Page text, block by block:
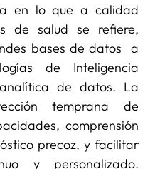
en lo que a calidad
de salud se refiere,
bases de datos a
de Inteligencia
de datos. La
temprana de
comprensión
precoz, y facilitar
y personalizado.